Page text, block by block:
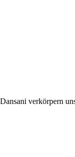
verkörpern